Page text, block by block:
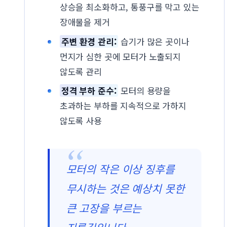
상승을 최소화하고, 통풍구를 막고 있는
장애물을 제거
주변 환경 관리: 습기가 많은 곳이나
먼지가 심한 곳에 모터가 노출되지
않도록 관리
정격 부하 준수: 모터의 용량을
초과하는 부하를 지속적으로 가하지
않도록 사용
모터의 작은 이상 징후를
무시하는 것은 예상치 못한
큰 고장을 부르는